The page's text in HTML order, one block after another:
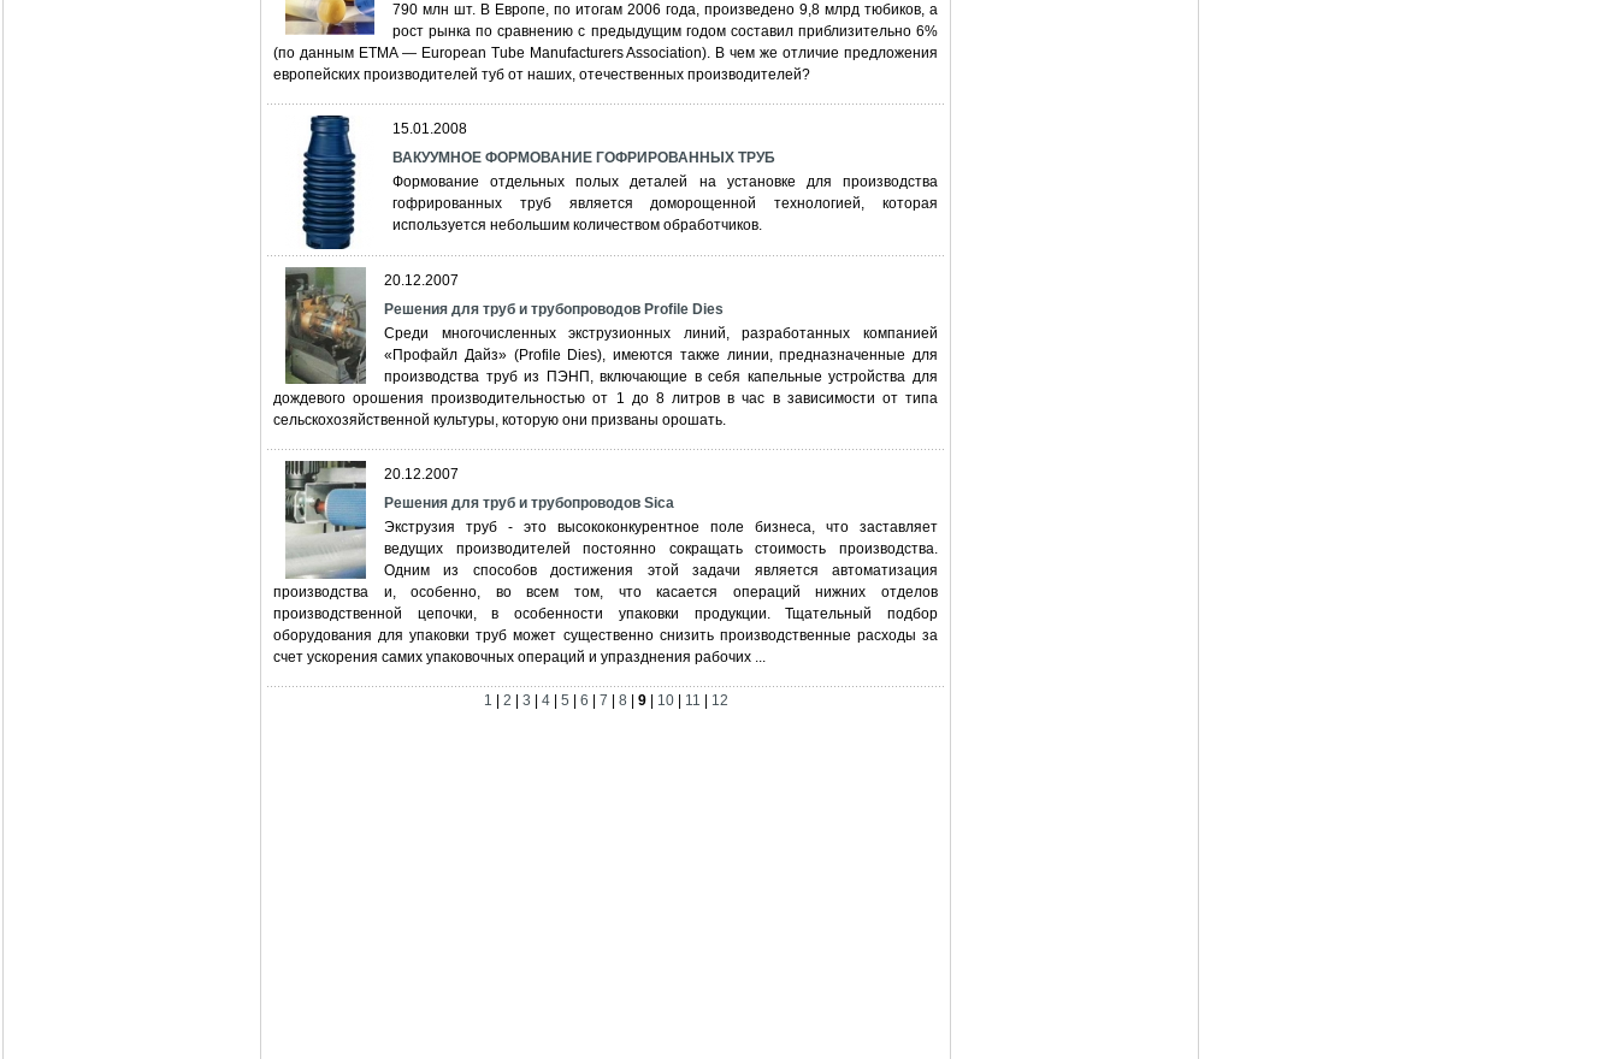
790 млн шт. В Европе, по итогам 2006 года, произведено 9,8 млрд тюбиков, а
рост рынка по сравнению с предыдущим годом составил приблизительно 6%
(по данным ETMA — European Tube Manufacturers Association). В чем же отличие предложения
европейских производителей туб от наших, отечественных производителей?
15.01.2008
ВАКУУМНОЕ ФОРМОВАНИЕ ГОФРИРОВАННЫХ ТРУБ
Формование отдельных полых деталей на установке для производства
гофрированных труб является доморощенной технологией, которая
используется небольшим количеством обработчиков.
20.12.2007
Решения для труб и трубопроводов Profile Dies
Среди многочисленных экструзионных линий, разработанных компанией
«Профайл Дайз» (Profile Dies), имеются также линии, предназначенные для
производства труб из ПЭНП, включающие в себя капельные устройства для
дождевого орошения производительностью от 1 до 8 литров в час в зависимости от типа
сельскохозяйственной культуры, которую они призваны орошать.
20.12.2007
Решения для труб и трубопроводов Sica
Экструзия труб - это высококонкурентное поле бизнеса, что заставляет
ведущих производителей постоянно сокращать стоимость производства.
Одним из способов достижения этой задачи является автоматизация
производства и, особенно, во всем том, что касается операций нижних отделов
производственной цепочки, в особенности упаковки продукции. Тщательный подбор
оборудования для упаковки труб может существенно снизить производственные расходы за
счет ускорения самих упаковочных операций и упразднения рабочих ...
1 2 3 4| 5 6 7 8 9| 10| 11 12